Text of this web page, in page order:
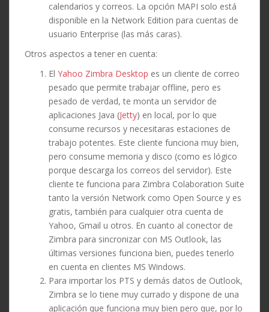
calendarios y correos. La opción MAPI solo está
disponible en la Network Edition para cuentas de
usuario Enterprise (las más caras).
Otros aspectos a tener en cuenta:
El Yahoo Zimbra Desktop es un cliente de correo
pesado que permite trabajar offline, pero es
pesado de verdad, te monta un servidor de
aplicaciones Java (Jetty) en local, por lo que
consume recursos y necesitaras estaciones de
trabajo potentes. Este cliente funciona muy bien,
pero consume memoria y disco (como es lógico
porque descarga los correos del servidor). Este
cliente te funciona para Zimbra Colaboration Suite
tanto la versión Network como Open Source y es
gratis, también para cualquier otra cuenta de
Yahoo, Gmail u otros. En cuanto al conector de
Zimbra para sincronizar con MS Outlook, las
últimas versiones funciona bien, puedes tenerlo
en cuenta en clientes MS Windows.
Para importar los PTS y demás datos de Outlook,
Zimbra se lo tiene muy currado y dispone de una
aplicación que funciona muy bien pero que, por lo